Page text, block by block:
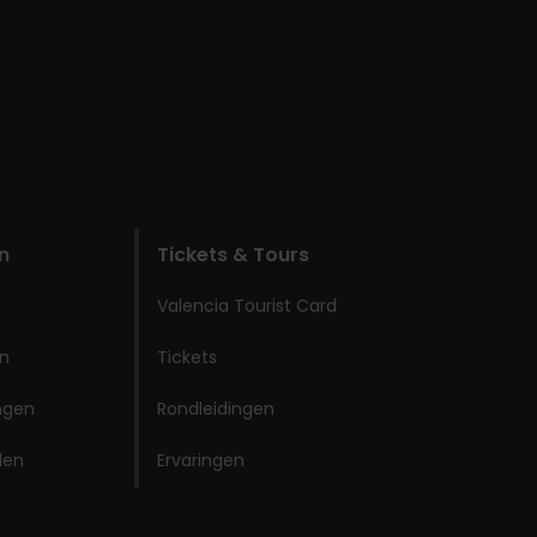
Tickets & Tours
Valencia Tourist Card
Tickets
Rondleidingen
Ervaringen